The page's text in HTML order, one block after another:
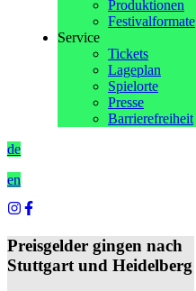
Produktionen
Festivalformate
Service
Tickets
Lageplan
Spielorte
Presse
Barrierefreiheit
de
en
Preisgelder gingen nach
Stuttgart und Heidelberg